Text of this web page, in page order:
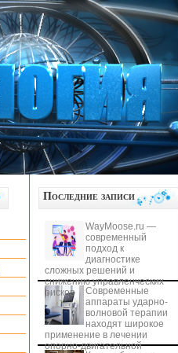
Последние записи
WayMoose.ru —
современный
подход к
диагностике
сложных решений и
снижению управленческих
рисков
Современные
аппараты ударно-
волновой терапии
находят широкое
применение в лечении
опорно-двигательной